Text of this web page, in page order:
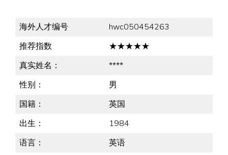
海外人才编号
hwc050454263
推荐指数
★★★★★
真实姓名：
****
性别：
男
国籍：
英国
出生：
1984
语言：
英语